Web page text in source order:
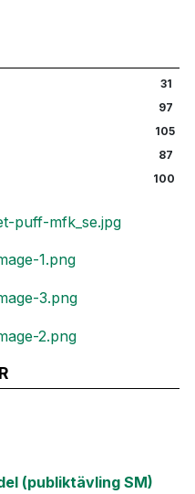
31
97
105
87
100
(publiktävling SM)